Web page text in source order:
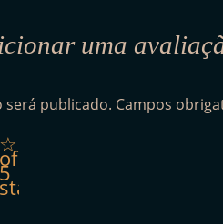
uma
será publicado. Campos
4
of
5